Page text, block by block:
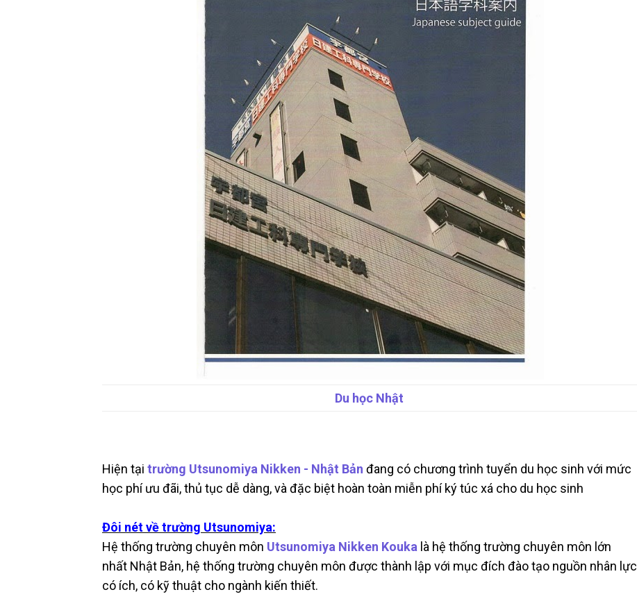
Du học Nhật
Hiện tại trường Utsunomiya Nikken - Nhật Bản đang có chương trình tuyển du học sinh với mức
học phí ưu đãi, thủ tục dễ dàng, và đặc biệt hoàn toàn miễn phí ký túc xá cho du học sinh
Đôi nét về trường Utsunomiya:
Hệ thống trường chuyên môn Utsunomiya Nikken Kouka là hệ thống trường chuyên môn lớn
nhất Nhật Bản, hệ thống trường chuyên môn được thành lập với mục đích đào tạo nguồn nhân lực
có ích, có kỹ thuật cho ngành kiến thiết.